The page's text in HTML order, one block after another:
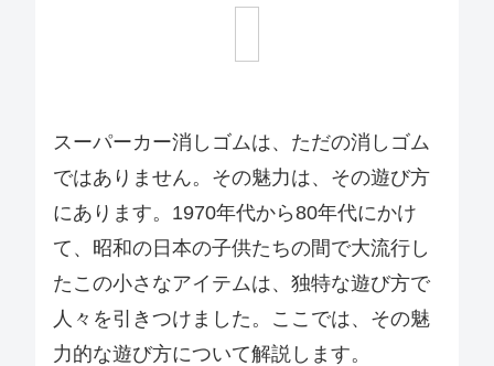
スーパーカー消しゴムは、ただの消しゴム
ではありません。その魅力は、その遊び方
にあります。1970年代から80年代にかけ
て、昭和の日本の子供たちの間で大流行し
たこの小さなアイテムは、独特な遊び方で
人々を引きつけました。ここでは、その魅
力的な遊び方について解説します。